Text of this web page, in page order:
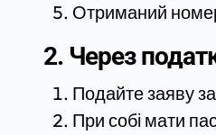
Отриманий номер
2. Через
Подайте заяву
При собі мати